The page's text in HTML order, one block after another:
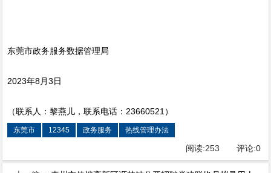
东莞市政务服务数据管理局
2023年8月3日
（联系人：黎燕儿，联系电话：23660521）
东莞市 12345 政务服务 热线管理办法
阅读:253 评论:0